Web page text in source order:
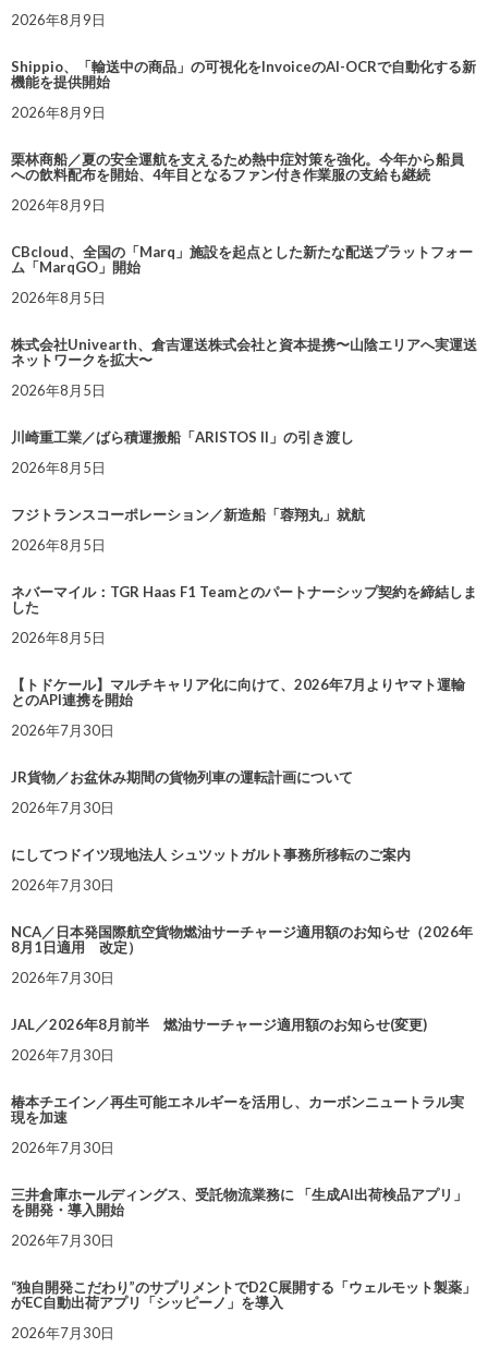
2026年8月9日
Shippio、「輸送中の商品」の可視化をInvoiceのAI-OCRで自動化する新
機能を提供開始
2026年8月9日
栗林商船／夏の安全運航を支えるため熱中症対策を強化。今年から船員
への飲料配布を開始、4年目となるファン付き作業服の支給も継続
2026年8月9日
CBcloud、全国の「Marq」施設を起点とした新たな配送プラットフォー
ム「MarqGO」開始
2026年8月5日
株式会社Univearth、倉吉運送株式会社と資本提携〜山陰エリアへ実運送
ネットワークを拡大〜
2026年8月5日
川崎重工業／ばら積運搬船「ARISTOS II」の引き渡し
2026年8月5日
フジトランスコーポレーション／新造船「蓉翔丸」就航
2026年8月5日
ネバーマイル：TGR Haas F1 Teamとのパートナーシップ契約を締結しま
した
2026年8月5日
【トドケール】マルチキャリア化に向けて、2026年7月よりヤマト運輸
とのAPI連携を開始
2026年7月30日
JR貨物／お盆休み期間の貨物列車の運転計画について
2026年7月30日
にしてつドイツ現地法人 シュツットガルト事務所移転のご案内
2026年7月30日
NCA／日本発国際航空貨物燃油サーチャージ適用額のお知らせ（2026年
8月1日適用 改定）
2026年7月30日
JAL／2026年8月前半 燃油サーチャージ適用額のお知らせ(変更)
2026年7月30日
椿本チエイン／再生可能エネルギーを活用し、カーボンニュートラル実
現を加速
2026年7月30日
三井倉庫ホールディングス、受託物流業務に 「生成AI出荷検品アプリ」
を開発・導入開始
2026年7月30日
“独自開発こだわり”のサプリメントでD2C展開する「ウェルモット製薬」
がEC自動出荷アプリ「シッピーノ」を導入
2026年7月30日